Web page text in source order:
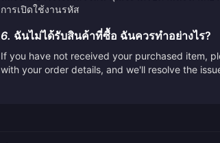
การเปิดใช้งานรหัส
6. ฉันไม่ได้รับสินค้าที่ซื้อ ฉันควรทำอย่างไร?
If you have not received your purchased item,
with your order details, and we'll resolve the